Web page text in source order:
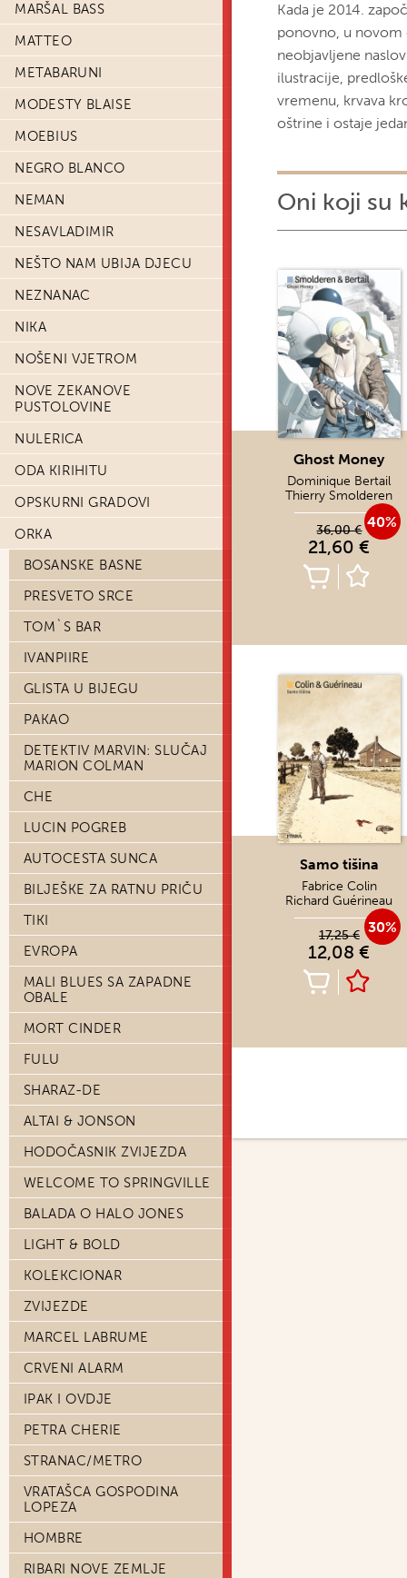
MARŠAL BASS
MATTEO
METABARUNI
MODESTY BLAISE
MOEBIUS
NEGRO BLANCO
NEMAN
NESAVLADIMIR
NEŠTO NAM UBIJA DJECU
NEZNANAC
NIKA
NOŠENI VJETROM
NOVE ZEKANOVE
PUSTOLOVINE
NULERICA
ODA KIRIHITU
OPSKURNI GRADOVI
ORKA
BOSANSKE BASNE
PRESVETO SRCE
TOM`S BAR
IVANPIIRE
GLISTA U BIJEGU
PAKAO
DETEKTIV MARVIN: SLUČAJ
MARION COLMAN
CHE
LUCIN POGREB
AUTOCESTA SUNCA
BILJEŠKE ZA RATNU PRIČU
TIKI
EVROPA
MALI BLUES SA ZAPADNE
OBALE
MORT CINDER
FULU
SHARAZ-DE
ALTAI & JONSON
HODOČASNIK ZVIJEZDA
WELCOME TO SPRINGVILLE
BALADA O HALO JONES
LIGHT & BOLD
KOLEKCIONAR
ZVIJEZDE
MARCEL LABRUME
CRVENI ALARM
IPAK I OVDJE
PETRA CHERIE
STRANAC/METRO
VRATAŠCA GOSPODINA
LOPEZA
HOMBRE
RIBARI NOVE ZEMLJE
Kada je 2014.
ponovno, u novom
neobjavljene
ilustracije,
vremenu, krvava
oštrine i ostaje
Oni koji su
Ghost Money
Dominique Bertail
Thierry Smolderen
40%
36,00 €
21,60 €
Samo tišina
Fabrice Colin
Richard Guérineau
30%
17,25 €
12,08 €